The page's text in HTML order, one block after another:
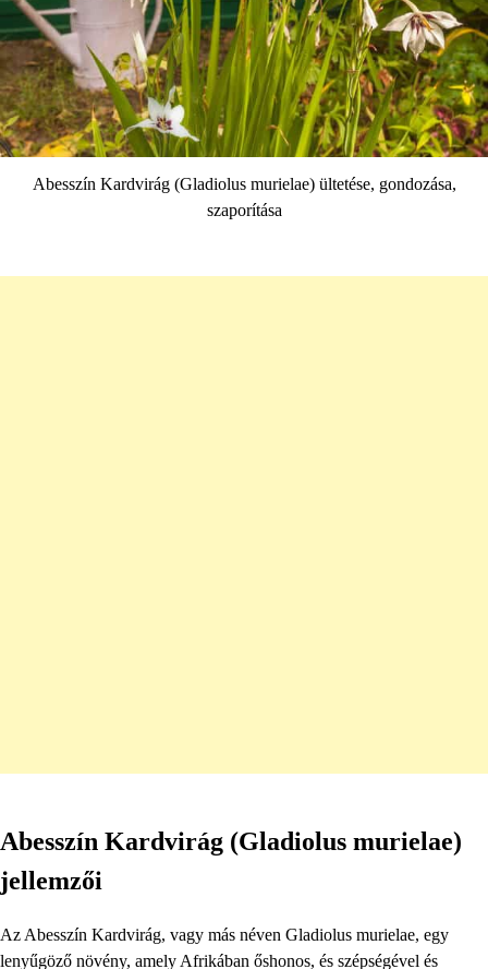
Abesszín Kardvirág (Gladiolus murielae) ültetése, gondozása,
szaporítása
Abesszín Kardvirág (Gladiolus murielae)
jellemzői
Az Abesszín Kardvirág, vagy más néven Gladiolus murielae, egy
lenyűgöző növény, amely Afrikában őshonos, és szépségével és